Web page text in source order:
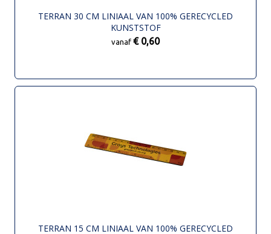
TERRAN 30 CM LINIAAL VAN 100% GERECYCLED
KUNSTSTOF
vanaf € 0,60
TERRAN 15 CM LINIAAL VAN 100% GERECYCLED